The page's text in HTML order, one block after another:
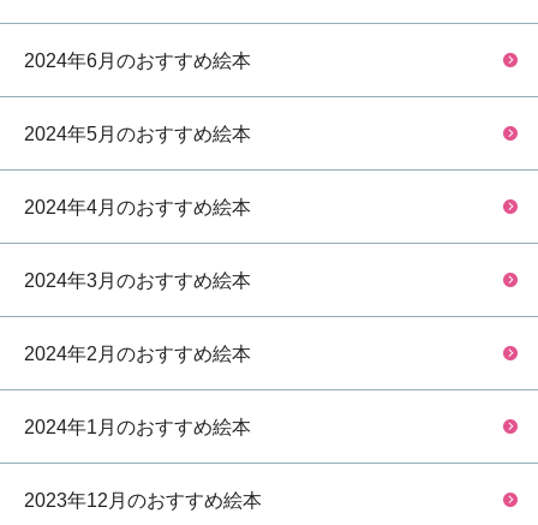
2024年6月のおすすめ絵本
2024年5月のおすすめ絵本
2024年4月のおすすめ絵本
2024年3月のおすすめ絵本
2024年2月のおすすめ絵本
2024年1月のおすすめ絵本
2023年12月のおすすめ絵本